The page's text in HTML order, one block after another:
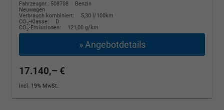
Fahrzeugnr.: 508708
Benzin
Neuwagen
Verbrauch kombiniert:
5,30 l/100km
CO2-Klasse:
D
CO2-Emissionen: 121,00 g/km
» Angebotdetails
17.140,– €
incl. 19% MwSt.